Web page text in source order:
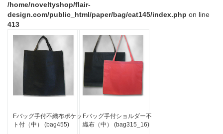
/home/noveltyshop/flair-
design.com/public_html/paper/bag/cat145/index.php on line
413
Fバッグ手付不織布ポケッ
ト付（中） (bag455)
Fバッグ手付ショルダー不
織布（中） (bag315_16)